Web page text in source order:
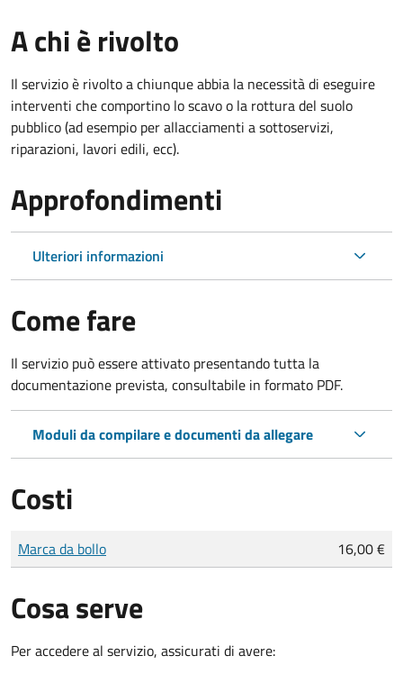
A chi è rivolto
Il servizio è rivolto a chiunque abbia la necessità di eseguire
interventi che comportino lo scavo o la rottura del suolo
pubblico (ad esempio per allacciamenti a sottoservizi,
riparazioni, lavori edili, ecc).
Approfondimenti
Ulteriori informazioni
Come fare
Il servizio può essere attivato presentando tutta la
documentazione prevista, consultabile in formato PDF.
Moduli da compilare e documenti da allegare
Costi
Tipo di pagamento
Importo
Marca da bollo 16,00 €
Cosa serve
Per accedere al servizio, assicurati di avere: